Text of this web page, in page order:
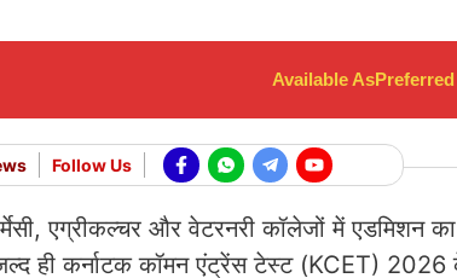
Available As
Follow Us
एग्रीकल्चर और वेटरनरी कॉलेजों में एडमिशन
ही कर्नाटक कॉमन एंट्रेंस टेस्ट (KCET)